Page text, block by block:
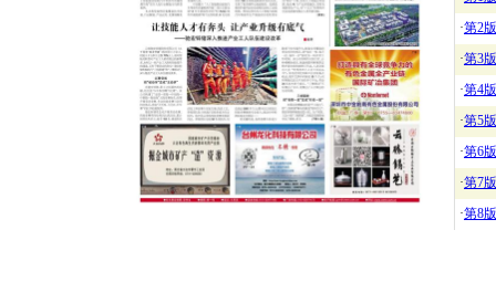
·第2版
·第3版
·第4版
·第5版
·第6版
·第7版
·第8版